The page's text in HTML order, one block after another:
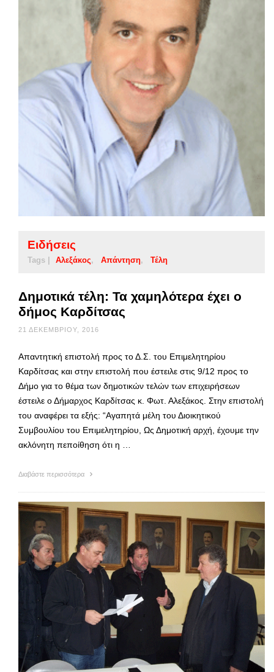
Ειδήσεις
Tags | Αλεξάκος Απάντηση Τέλη
Δημοτικά τέλη: Τα χαμηλότερα έχει ο
δήμος Καρδίτσας
21 ΔΕΚΕΜΒΡΊΟΥ, 2016
Απαντητική επιστολή προς το Δ.Σ. του Επιμελητηρίου
Καρδίτσας και στην επιστολή που έστειλε στις 9/12 προς το
Δήμο για το θέμα των δημοτικών τελών των επιχειρήσεων
έστειλε ο Δήμαρχος Καρδίτσας κ. Φωτ. Αλεξάκος. Στην επιστολή
του αναφέρει τα εξής: “Αγαπητά μέλη του Διοικητικού
Συμβουλίου του Επιμελητηρίου, Ως Δημοτική αρχή, έχουμε την
ακλόνητη πεποίθηση ότι η …
Διαβάστε περισσότερα